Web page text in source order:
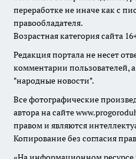
переработке не иначе как с
правообладателя.
Возрастная категория сайта
Редакция портала не несет
комментарии пользователей,
"народные новости".
Все фотографические
автора на сайте
правом и являются
Копирование без согласия